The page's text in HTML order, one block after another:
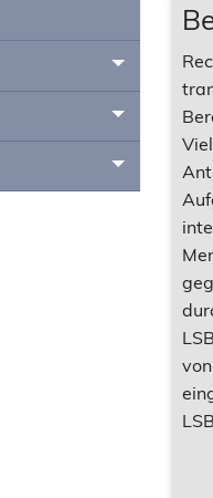
Toggle
Toggle
Toggle